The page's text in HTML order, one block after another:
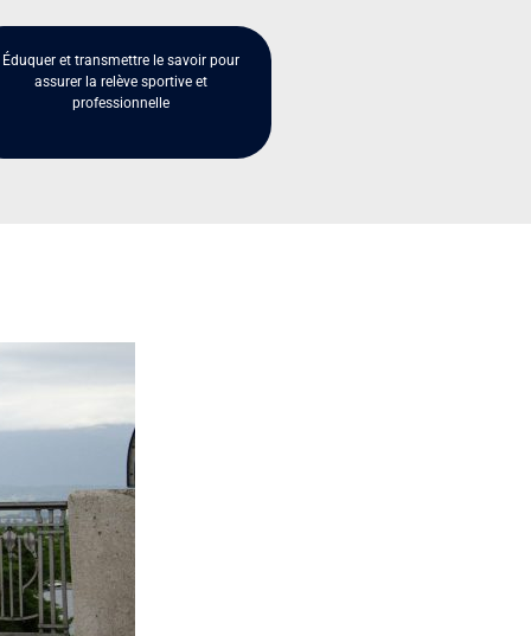
Éduquer et transmettre le savoir pour
assurer la relève sportive et
professionnelle